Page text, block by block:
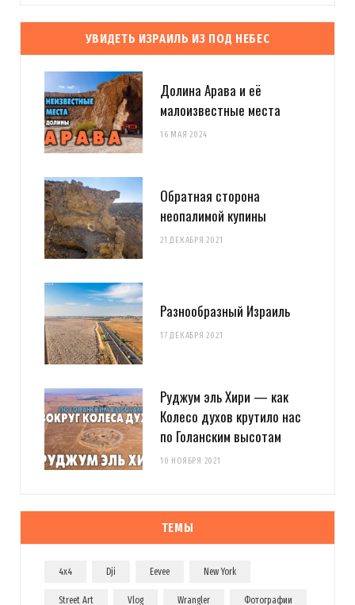
УВИДЕТЬ ИЗРАИЛЬ ИЗ ПОД НЕБЕС
Долина Арава и её
малоизвестные места
16 МАЯ 2024
Обратная сторона
неопалимой купины
21 ДЕКАБРЯ 2021
Разнообразный Израиль
17 ДЕКАБРЯ 2021
Руджум эль Хири — как
Колесо духов крутило нас
по Голанским высотам
10 НОЯБРЯ 2021
ТЕМЫ
4x4 Dji Eevee New York
Street Art Vlog Wrangler Фотографии